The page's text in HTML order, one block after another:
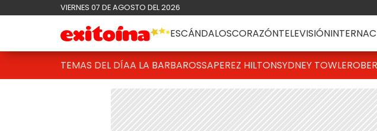
VIERNES 07 DE AGOSTO DEL 2026
ESCÁNDALOSCORAZÓNTELEVISIÓN
TEMAS DEL DÍAA LA BARBAROSSAPEREZ HILTONSYDNEY TOWLE